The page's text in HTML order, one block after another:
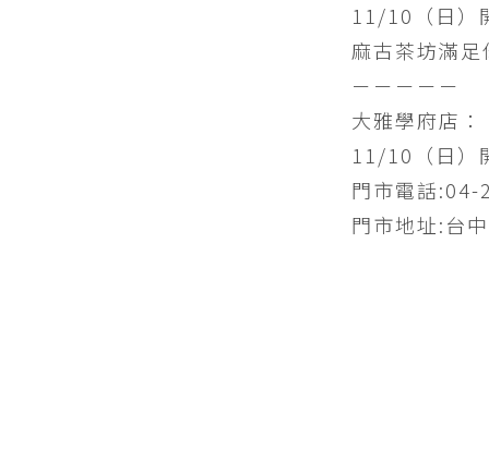
11/10（日）
麻古茶坊滿
－－－－－
大雅學府店：
11/10（日）
門市電話
門市地址:台